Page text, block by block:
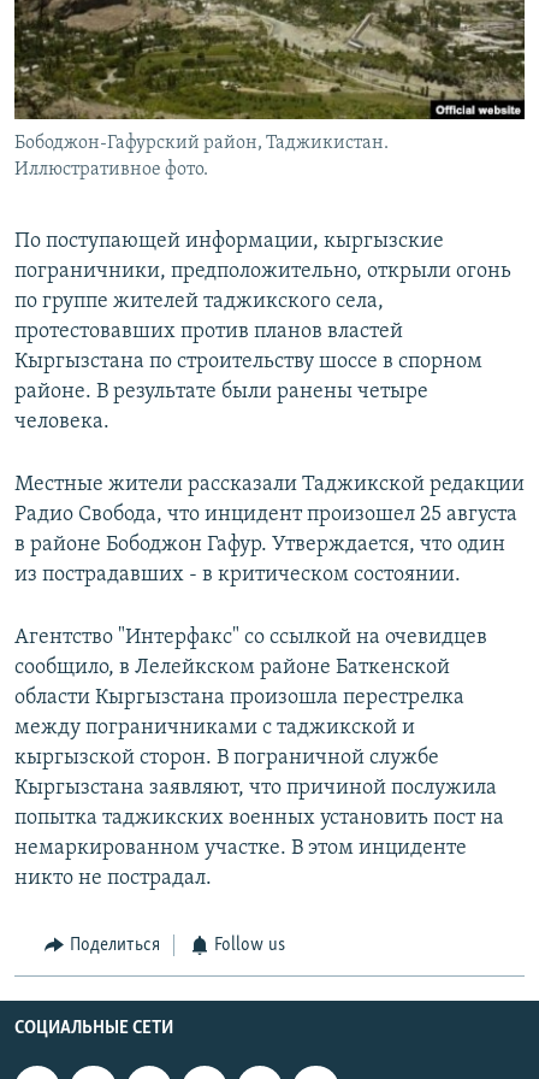
Հայերեն
English
Русский
Бободжон-Гафурский район, Таджикистан.
Иллюстративное фото.
По поступающей информации, кыргызские
пограничники, предположительно, открыли огонь
по группе жителей таджикского села,
протестовавших против планов властей
Кыргызстана по строительству шоссе в спорном
районе. В результате были ранены четыре
человека.
Местные жители рассказали Таджикской редакции
Радио Свобода, что инцидент произошел 25 августа
в районе Бободжон Гафур. Утверждается, что один
из пострадавших - в критическом состоянии.
Агентство "Интерфакс" со ссылкой на очевидцев
сообщило, в Лелейкском районе Баткенской
области Кыргызстана произошла перестрелка
между пограничниками с таджикской и
кыргызской сторон. В пограничной службе
Кыргызстана заявляют, что причиной послужила
попытка таджикских военных установить пост на
немаркированном участке. В этом инциденте
никто не пострадал.
Поделиться Follow us
СОЦИАЛЬНЫЕ СЕТИ